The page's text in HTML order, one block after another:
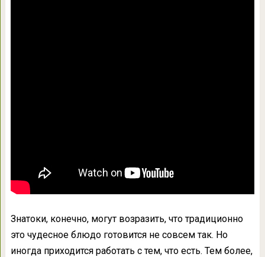
Знатоки, конечно, могут возразить, что традиционно
это чудесное блюдо готовится не совсем так. Но
иногда приходится работать с тем, что есть. Тем более,